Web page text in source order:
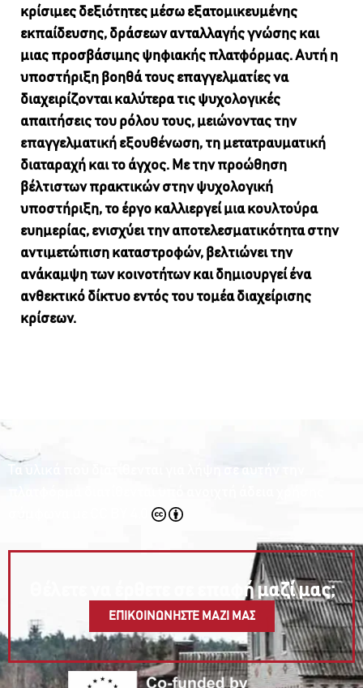
κρίσιμες δεξιότητες μέσω εξατομικευμένης
εκπαίδευσης, δράσεων ανταλλαγής γνώσης και
μιας προσβάσιμης ψηφιακής πλατφόρμας. Αυτή η
υποστήριξη βοηθά τους επαγγελματίες να
διαχειρίζονται καλύτερα τις ψυχολογικές
απαιτήσεις του ρόλου τους, μειώνοντας την
επαγγελματική εξουθένωση, τη μετατραυματική
διαταραχή και το άγχος. Με την προώθηση
βέλτιστων πρακτικών στην ψυχολογική
υποστήριξη, το έργο καλλιεργεί μια κουλτούρα
ευημερίας, ενισχύει την αποτελεσματικότητα στην
αντιμετώπιση καταστροφών, βελτιώνει την
ανάκαμψη των κοινοτήτων και δημιουργεί ένα
ανθεκτικό δίκτυο εντός του τομέα διαχείρισης
κρίσεων.
Τα υλικά που διατίθενται για λήψη σε αυτήν την
Θέλετε να έρθετε σε επαφή μαζί μας;
ΕΠΙΚΟΙΝΩΝΗΣΤΕ ΜΑΖΙ ΜΑΣ